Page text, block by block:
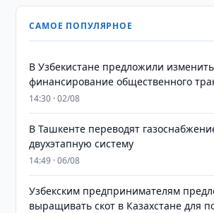
САМОЕ ПОПУЛЯРНОЕ
В Узбекистане предложили изменить
финансирование общественного
14:30 · 02/08
В Ташкенте переводят
двухэтапную систему
14:49 · 06/08
Узбекским предпринимателям
выращивать скот в Казахстане для